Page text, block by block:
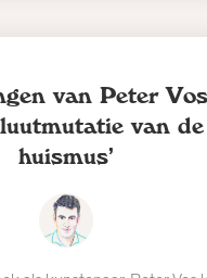
van Peter
van de
huismus’